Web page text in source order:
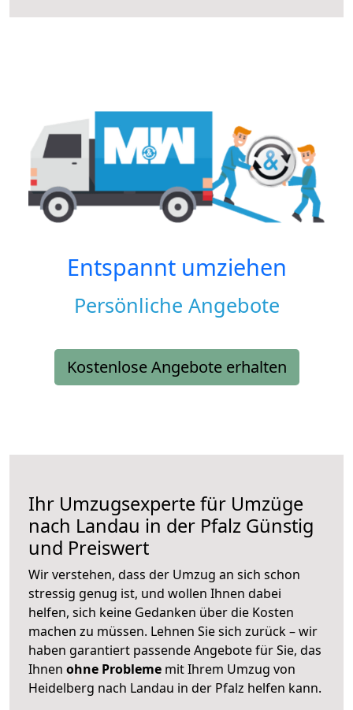
Entspannt umziehen
Persönliche Angebote
Kostenlose Angebote erhalten
Ihr Umzugsexperte für Umzüge
nach Landau in der Pfalz Günstig
und Preiswert
Wir verstehen, dass der Umzug an sich schon
stressig genug ist, und wollen Ihnen dabei
helfen, sich keine Gedanken über die Kosten
machen zu müssen. Lehnen Sie sich zurück – wir
haben garantiert passende Angebote für Sie, das
Ihnen ohne Probleme mit Ihrem Umzug von
Heidelberg nach Landau in der Pfalz helfen kann.